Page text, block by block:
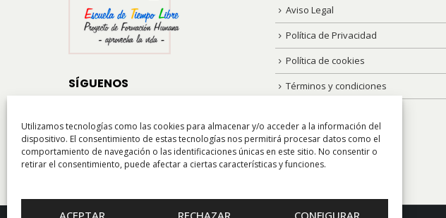
Utilizamos tecnologías como las cookies para almacenar y/o acceder a la información del
dispositivo. El consentimiento de estas tecnologías nos permitirá procesar datos como el
comportamiento de navegación o las identificaciones únicas en este sitio. No consentir o
retirar el consentimiento, puede afectar a ciertas características y funciones.
ACEPTAR RECHAZAR CONFIGURAR
SÍGUENOS
perfiles en Redes Sociales. ¡Síguenos!
Aviso Legal
Política de Privacidad
Política de cookies
Términos y condiciones